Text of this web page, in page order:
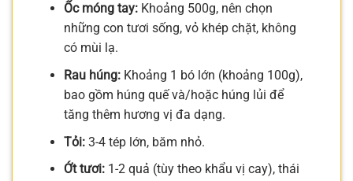
Ốc móng tay:Khoảng 500g, nên chọn
những con tươi sống, vỏ khép chặt, không
có mùi lạ.
Rau húng:Khoảng 1 bó lớn (khoảng 100g),
bao gồm húng quế và/hoặc húng lủi để
tăng thêm hương vị đa dạng.
Tỏi:3-4 tép lớn, băm nhỏ.
Ớt tươi:1-2 quả (tùy theo khẩu vị cay), thái